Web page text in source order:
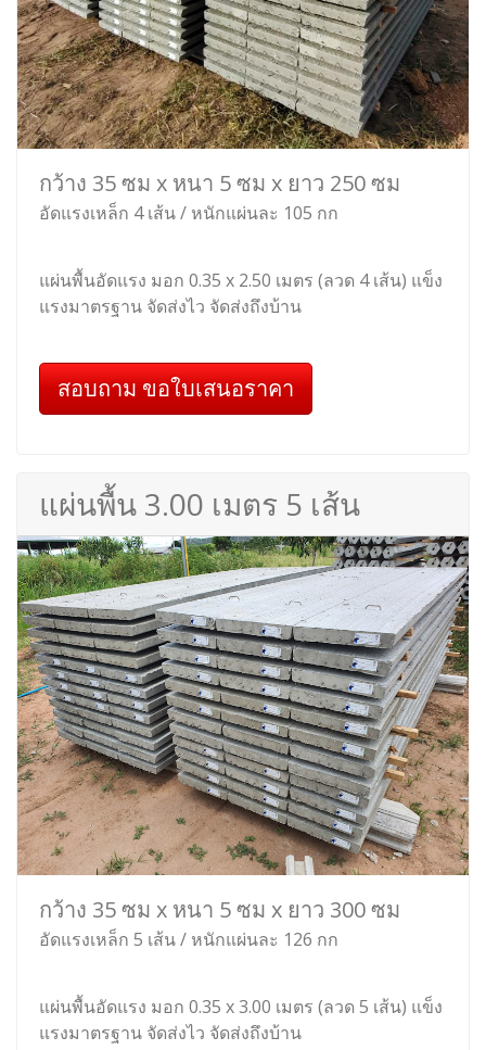
กว้าง 35 ซม x หนา 5 ซม x ยาว 250 ซม
อัดแรงเหล็ก 4 เส้น / หนักแผ่นละ 105 กก
แผ่นพื้นอัดแรง มอก 0.35 x 2.50 เมตร (ลวด 4 เส้น) แข็ง
แรงมาตรฐาน จัดส่งไว จัดส่งถึงบ้าน
สอบถาม ขอใบเสนอราคา
แผ่นพื้น 3.00 เมตร 5 เส้น
กว้าง 35 ซม x หนา 5 ซม x ยาว 300 ซม
อัดแรงเหล็ก 5 เส้น / หนักแผ่นละ 126 กก
แผ่นพื้นอัดแรง มอก 0.35 x 3.00 เมตร (ลวด 5 เส้น) แข็ง
แรงมาตรฐาน จัดส่งไว จัดส่งถึงบ้าน